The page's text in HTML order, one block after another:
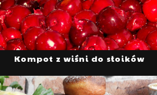
Kompot z wiśni do słoików